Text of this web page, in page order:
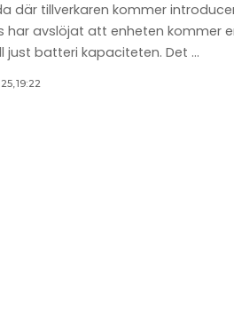
där tillverkaren kommer
har avslöjat att enheten
just batteri kapaciteten. Det ...